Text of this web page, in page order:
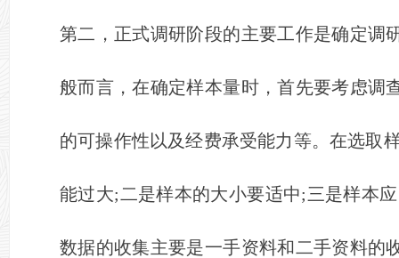
第二，正式调研阶段的主要工作是确定调
般而言，在确定样本量时，首先要考虑调
的可操作性以及经费承受能力等。在选取
能过大;二是样本的大小要适中;三是样本
数据的收集主要是一手资料和二手资料的